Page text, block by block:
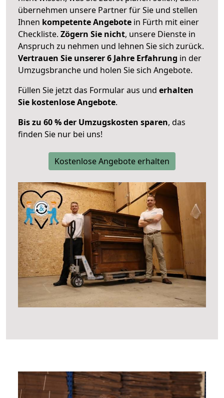
übernehmen unsere Partner für Sie und stellen
Ihnen kompetente Angebote in Fürth mit einer
Checkliste. Zögern Sie nicht, unsere Dienste in
Anspruch zu nehmen und lehnen Sie sich zurück.
Vertrauen Sie unserer 6 Jahre Erfahrung in der
Umzugsbranche und holen Sie sich Angebote.
Füllen Sie jetzt das Formular aus und erhalten
Sie kostenlose Angebote.
Bis zu 60 % der Umzugskosten sparen, das
finden Sie nur bei uns!
Kostenlose Angebote erhalten